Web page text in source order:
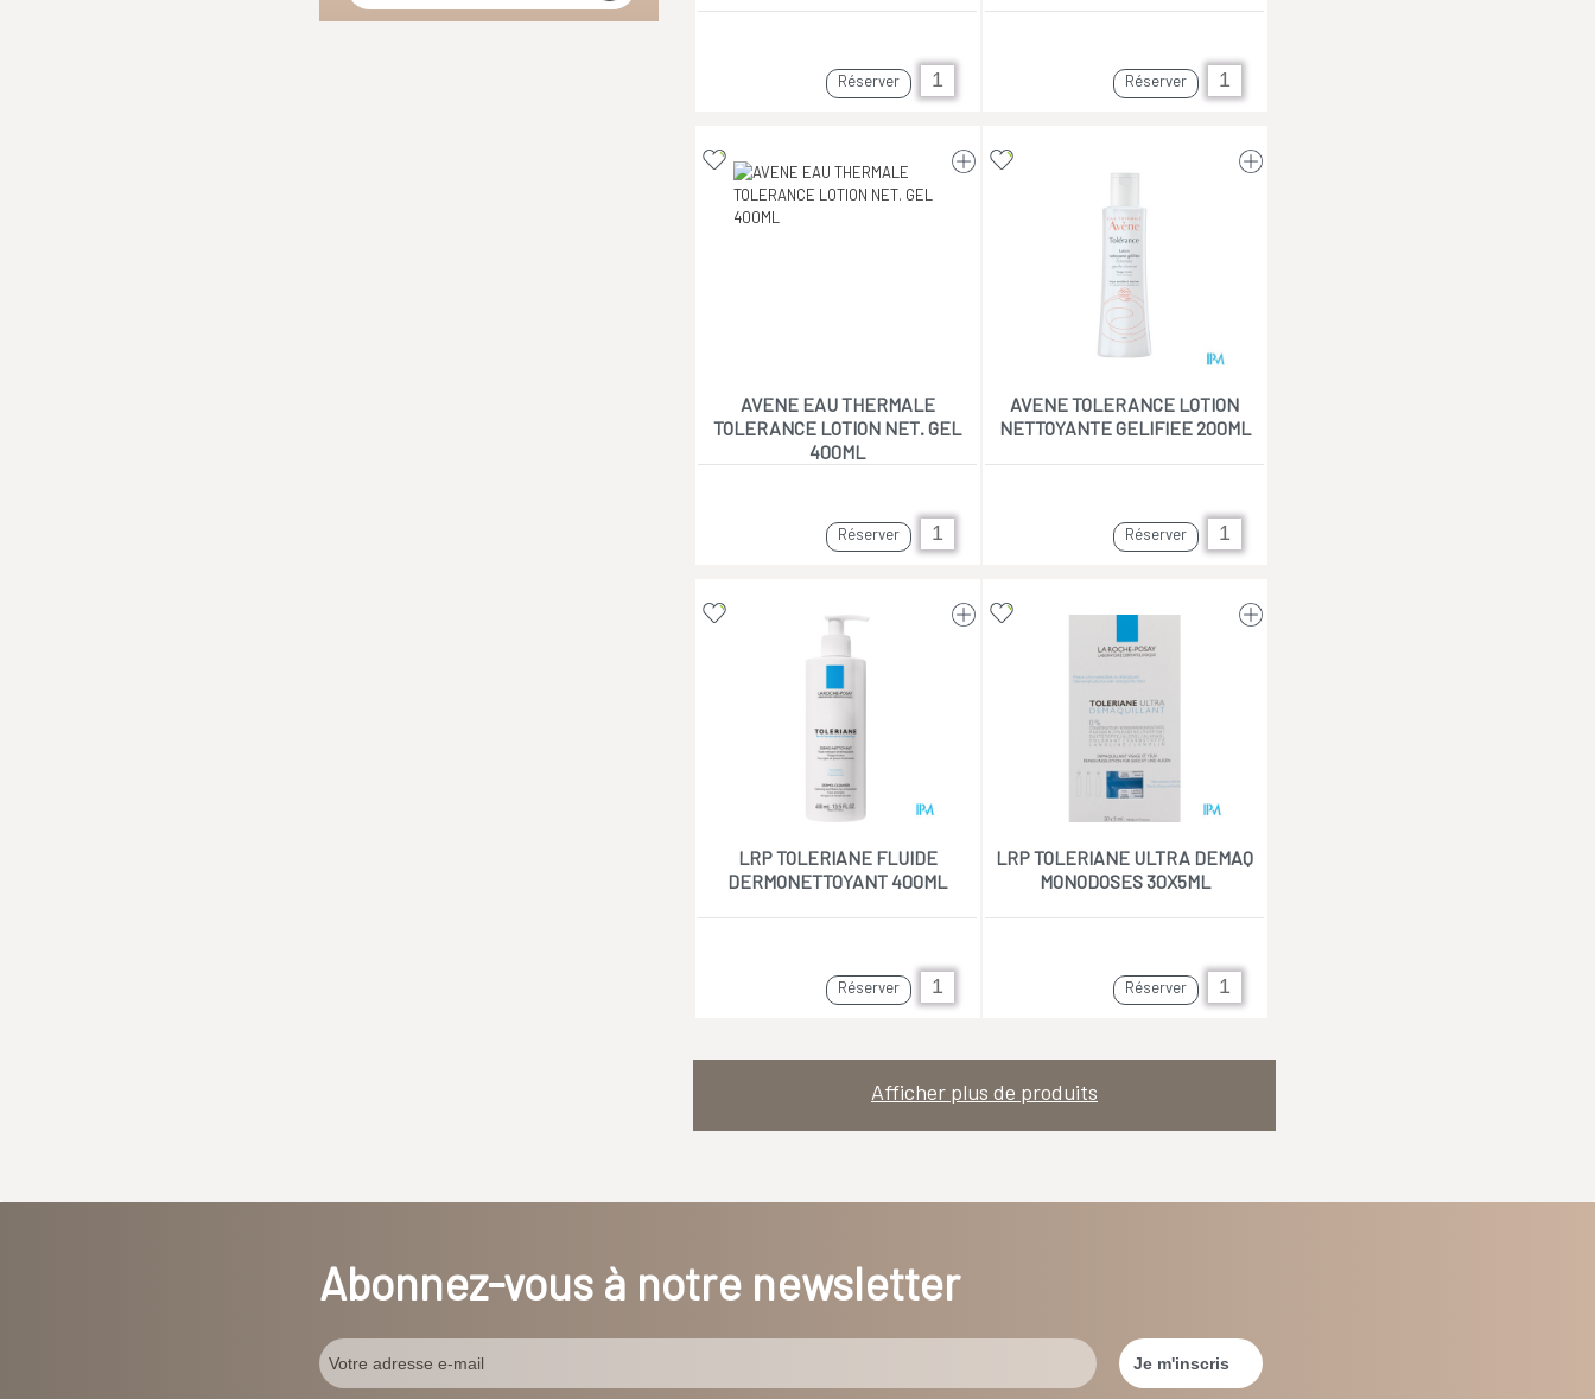
Réserver Réserver
AVENE EAU THERMALE
TOLERANCE LOTION NET. GEL
400ML
Réserver
AVENE TOLERANCE LOTION
NETTOYANTE GELIFIEE 200ML
Réserver
LRP TOLERIANE FLUIDE
DERMONETTOYANT 400ML
Réserver
LRP TOLERIANE ULTRA DEMAQ
MONODOSES 30X5ML
Réserver
Afficher plus de produits
Abonnez-vous à notre newsletter